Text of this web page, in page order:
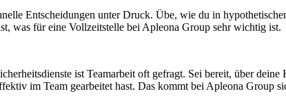
Entscheidungen unter Druck. Übe, wie du in
was für eine Vollzeitstelle bei Apleona Group sehr wichtig ist.
ist Teamarbeit oft gefragt. Sei bereit, über
im Team gearbeitet hast. Das kommt bei Apleona Group